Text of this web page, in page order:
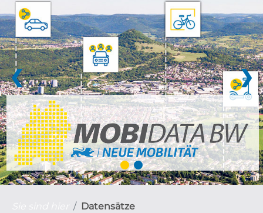
❮ ❯
Datensätze